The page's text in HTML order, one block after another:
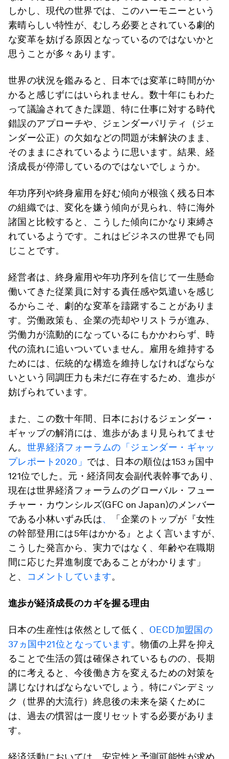
しかし、現代の世界では、このハーモニーという
素晴らしい特性が、むしろ必要とされている劇的
な変革を妨げる原因となっているのではないかと
思うことが多々あります。
世界の状況を鑑みると、日本では変革に時間がか
かると感じずにはいられません。数十年にもわた
って議論されてきた課題、特に仕事に対する時代
錯誤のアプローチや、ジェンダーパリティ（ジェ
ンダー公正）の欠如などの問題が未解決のまま、
そのままにされているように思います。結果、経
済成長が停滞しているのではないでしょうか。
年功序列や終身雇用を好む傾向が根強く残る日本
の組織では、変化を嫌う傾向が見られ、特に海外
諸国と比較すると、こうした傾向にかなり束縛さ
れているようです。これはビジネスの世界でも同
じことです。
経営者は、終身雇用や年功序列を信じて一生懸命
働いてきた従業員に対する責任感や気遣いを感じ
るからこそ、劇的な変革を躊躇することがありま
す。労働政策も、企業の売却やリストラが進み、
労働力が流動的になっているにもかかわらず、時
代の流れに追いついていません。雇用を維持する
ためには、伝統的な構造を維持しなければならな
いという同調圧力も未だに存在するため、進歩が
妨げられています。
また、この数十年間、日本におけるジェンダー・
ギャップの解消には、進歩があまり見られてませ
ん。 世界経済フォーラムの「ジェンダー・ギャッ
プレポート2020」 では、日本の順位は153ヵ国中
121位でした。元・経済同友会副代表幹事であり、
現在は世界経済フォーラムのグローバル・フュー
チャー・カウンシルズ(GFC on Japan)のメンバー
である小林いずみ氏は、
「企業のトップが『女性
の幹部登用には5年はかかる』とよく言いますが、
こうした発言から、実力ではなく、年齢や在職期
間に応じた昇進制度であることがわかります」
と、
コメントしています。
進歩が経済成長のカギを握る理由
日本の生産性は依然として低く、 OECD加盟国の
37ヵ国中21位となっています。物価の上昇を抑え
ることで生活の質は確保されているものの、長期
的に考えると、今後働き方を変えるための対策を
講じなければならないでしょう。特にパンデミッ
ク（世界的大流行）終息後の未来を築くために
は、過去の慣習は一度リセットする必要がありま
す。
経済活動においては、安定性と予測可能性が求め